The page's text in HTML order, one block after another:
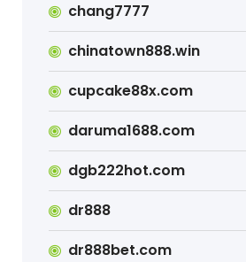
chang7777
chinatown888.win
cupcake88x.com
daruma1688.com
dgb222hot.com
dr888
dr888bet.com